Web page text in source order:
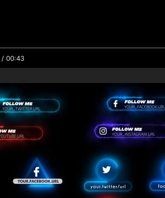
/ 00:43